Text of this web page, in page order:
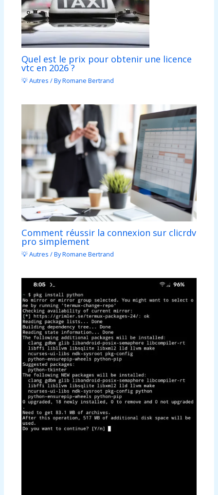
Quel est le prix pour obtenir une licence
vtc en 2026 ?
💡 Autres / ByRomane Bertrand
Comment réussir la connexion sur clicrdv
pro simplement
💡 Autres / ByRomane Bertrand